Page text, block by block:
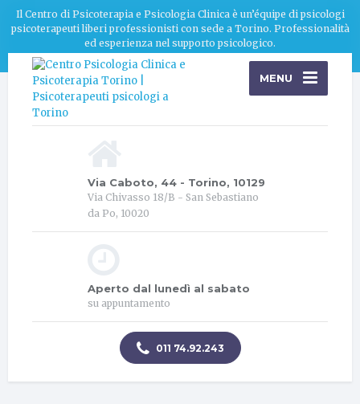
Il Centro di Psicoterapia e Psicologia Clinica è un’équipe di psicologi
psicoterapeuti liberi professionisti con sede a Torino. Professionalità
ed esperienza nel supporto psicologico.
MENU
Via Caboto, 44 - Torino, 10129
Via Chivasso 18/B - San Sebastiano
da Po, 10020
Aperto dal lunedì al sabato
su appuntamento
011 74.92.243